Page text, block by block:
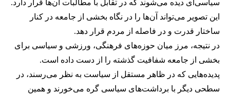
سیاسی‌ای دیده می‌شوند که در تقابل با مطالبات آن‌ها قرار دارد.
این تصویر می‌تواند آن‌ها را در نگاه بخشی از جامعه در کنار
ساختار قدرت و در فاصله از مردم قرار دهد.
در نتیجه، مرز میان حوزه‌های فرهنگی، ورزشی و سیاسی برای
بخشی از جامعه شفافیت گذشته را از دست داده است.
پدیده‌هایی که در ظاهر مستقل از سیاست به نظر می‌رسند، در
سطحی دیگر با برداشت‌های سیاسی گره می‌خورند و همین